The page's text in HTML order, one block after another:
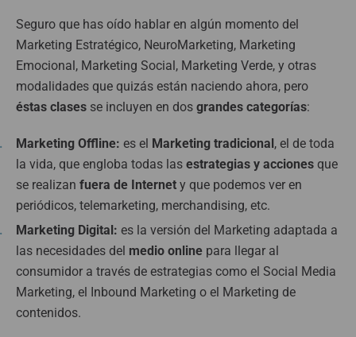
Seguro que has oído hablar en algún momento del
Marketing Estratégico, NeuroMarketing, Marketing
Emocional, Marketing Social, Marketing Verde, y otras
modalidades que quizás están naciendo ahora, pero
éstas clases se incluyen en dos grandes categorías:
Marketing Offline: es el Marketing tradicional , el de toda
la vida, que engloba todas las estrategias y acciones que
se realizan fuera de Internet y que podemos ver en
periódicos, telemarketing, merchandising, etc.
Marketing Digital: es la versión del Marketing adaptada a
las necesidades del medio online para llegar al
consumidor a través de estrategias como el Social Media
Marketing, el Inbound Marketing o el Marketing de
contenidos.